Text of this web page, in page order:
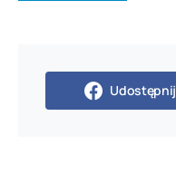
Udostępnij